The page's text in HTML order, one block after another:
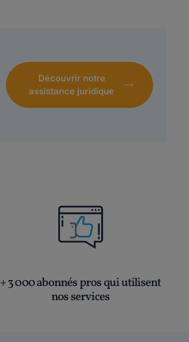
Découvrir notre
assistance juridique
+ 3 000 abonnés pros qui utilisent
nos services